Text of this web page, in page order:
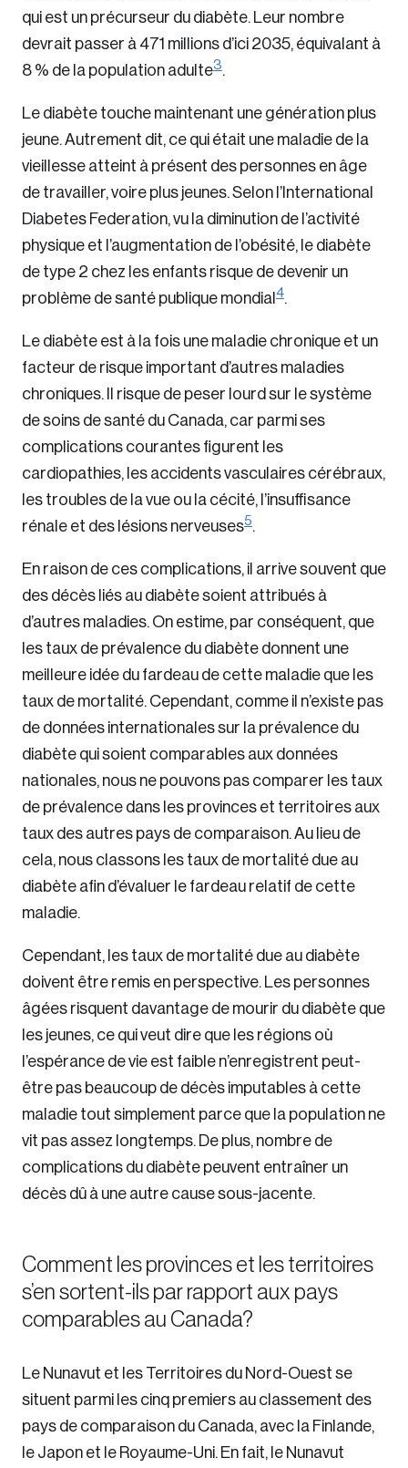
qui est un précurseur du diabète. Leur nombre
devrait passer à 471 millions d’ici 2035, équivalant à
8 % de la population adulte3.
Le diabète touche maintenant une génération plus
jeune. Autrement dit, ce qui était une maladie de la
vieillesse atteint à présent des personnes en âge
de travailler, voire plus jeunes. Selon l’International
Diabetes Federation, vu la diminution de l’activité
physique et l’augmentation de l’obésité, le diabète
de type 2 chez les enfants risque de devenir un
problème de santé publique mondial 4.
Le diabète est à la fois une maladie chronique et un
facteur de risque important d’autres maladies
chroniques. Il risque de peser lourd sur le système
de soins de santé du Canada, car parmi ses
complications courantes figurent les
cardiopathies, les accidents vasculaires cérébraux,
les troubles de la vue ou la cécité, l’insuffisance
rénale et des lésions nerveuses5.
En raison de ces complications, il arrive souvent que
des décès liés au diabète soient attribués à
d’autres maladies. On estime, par conséquent, que
les taux de prévalence du diabète donnent une
meilleure idée du fardeau de cette maladie que les
taux de mortalité. Cependant, comme il n’existe pas
de données internationales sur la prévalence du
diabète qui soient comparables aux données
nationales, nous ne pouvons pas comparer les taux
de prévalence dans les provinces et territoires aux
taux des autres pays de comparaison. Au lieu de
cela, nous classons les taux de mortalité due au
diabète afin d’évaluer le fardeau relatif de cette
maladie.
Cependant, les taux de mortalité due au diabète
doivent être remis en perspective. Les personnes
âgées risquent davantage de mourir du diabète que
les jeunes, ce qui veut dire que les régions où
l’espérance de vie est faible n’enregistrent peut-
être pas beaucoup de décès imputables à cette
maladie tout simplement parce que la population ne
vit pas assez longtemps. De plus, nombre de
complications du diabète peuvent entraîner un
décès dû à une autre cause sous-jacente.
Comment les provinces et les territoires
s’en sortent-ils par rapport aux pays
comparables au Canada?
Le Nunavut et les Territoires du Nord-Ouest se
situent parmi les cinq premiers au classement des
pays de comparaison du Canada, avec la Finlande,
le Japon et le Royaume-Uni. En fait, le Nunavut